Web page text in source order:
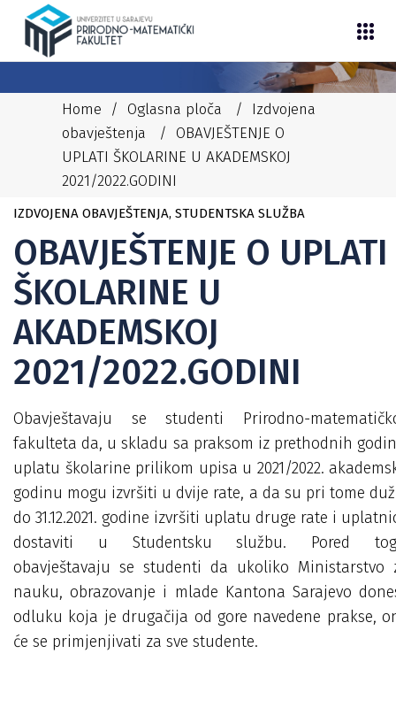
Home / Oglasna ploča / Izdvojena
obavještenja
/ OBAVJEŠTENJE O
UPLATI ŠKOLARINE U AKADEMSKOJ
2021/2022.GODINI
23/09/2021
NEDIM
IZDVOJENA OBAVJEŠTENJA, STUDENTSKA SLUŽBA
OBAVJEŠTENJE O UPLATI
ŠKOLARINE U
AKADEMSKOJ
2021/2022.GODINI
Obavještavaju se studenti Prirodno-
fakulteta da, u skladu sa praksom iz prethodnih
uplatu školarine prilikom upisa u 2021/2022.
godinu mogu izvršiti u dvije rate, a da su pri tome
do 31.12.2021. godine izvršiti uplatu druge rate i
dostaviti u Studentsku službu. Pored
obavještavaju se studenti da ukoliko Ministarstvo
nauku, obrazovanje i mlade Kantona Sarajevo
odluku koja je drugačija od gore navedene prakse,
će se primjenjivati za sve studente.